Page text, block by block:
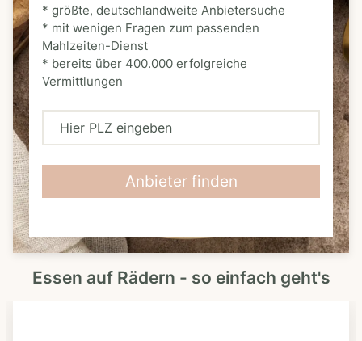
* größte, deutschlandweite Anbietersuche
* mit wenigen Fragen zum passenden
Mahlzeiten-Dienst
* bereits über 400.000 erfolgreiche
Vermittlungen
H
L
Z
Anbieter finden
Essen auf Rädern - so einfach geht's